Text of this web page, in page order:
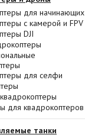
для начинающих
с камерой и FPV
DJI
для селфи
для квадрокоптеров
танки